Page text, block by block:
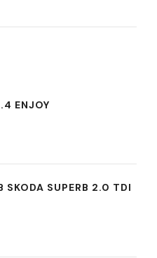
ENJOY
SKODA SUPERB 2.0 TDI